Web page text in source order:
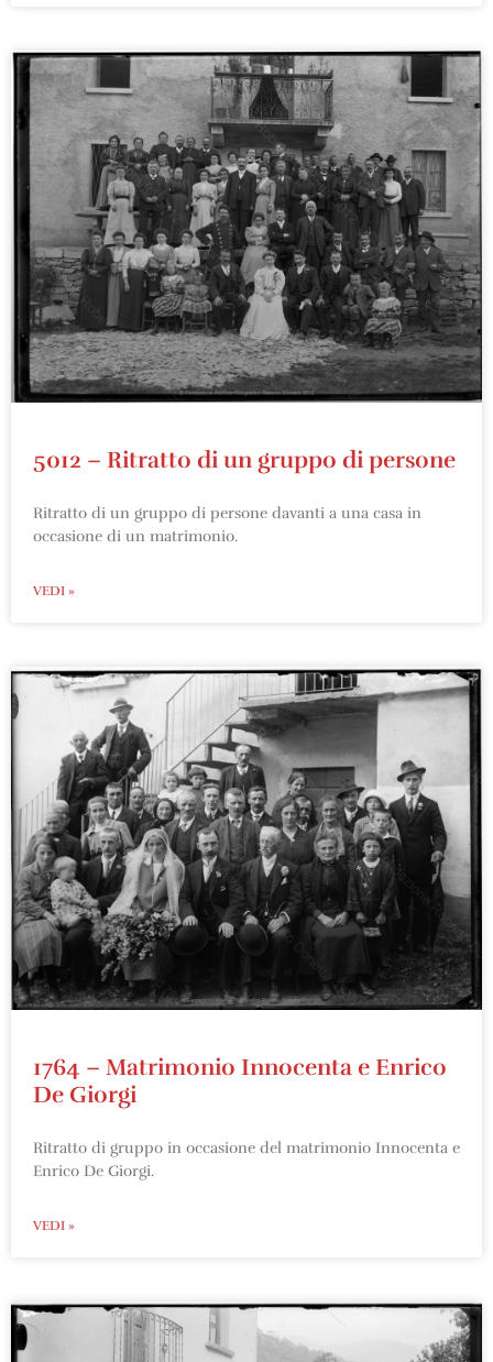
5012 – Ritratto di un gruppo di persone
Ritratto di un gruppo di persone davanti a una casa in
occasione di un matrimonio.
VEDI »
1764 – Matrimonio Innocenta e Enrico
De Giorgi
Ritratto di gruppo in occasione del matrimonio Innocenta e
Enrico De Giorgi.
VEDI »